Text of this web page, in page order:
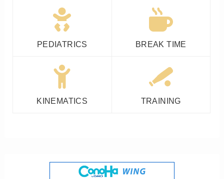
PEDIATRICS BREAK TIME
KINEMATICS TRAINING